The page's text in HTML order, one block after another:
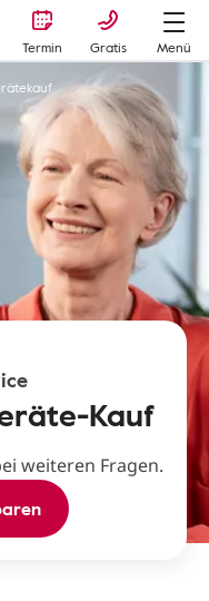
Termin Gratis
Menü
Kauf
weiteren Fragen.